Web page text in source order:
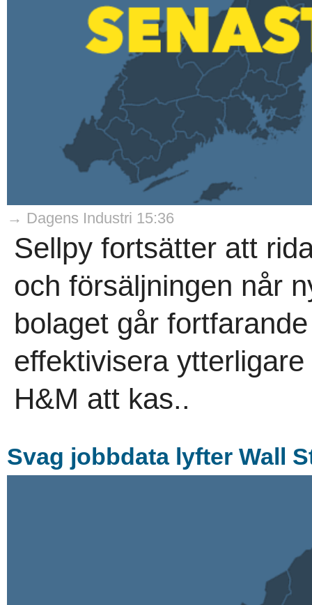
→ Dagens Industri 15:36
Sellpy fortsätter att
och försäljningen når
bolaget går
effektivisera
H&M att kas..
Svag jobbdata lyfter Wall